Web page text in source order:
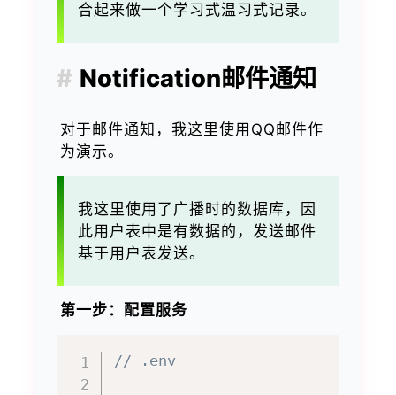
合起来做一个学习式温习式记录。
Notification邮件通知
对于邮件通知，我这里使用QQ邮件作
为演示。
我这里使用了广播时的数据库，因
此用户表中是有数据的，发送邮件
基于用户表发送。
第一步：配置服务
// .env